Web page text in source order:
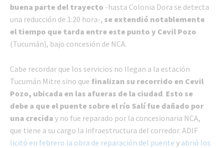
buena parte del trayecto -hasta Colonia Dora se detecta
una reducción de 1:20 hora-, se extendió notablemente
el tiempo que tarda entre este punto y Cevil Pozo
(Tucumán), bajo concesión de NCA.
Cabe recordar que los servicios no llegan a la estación
Tucumán Mitre sino que finalizan su recorrido en Cevil
Pozo, ubicada en las afueras de la ciudad. Esto se
debe a que el puente sobre el río Salí fue dañado por
una crecida y no fue reparado por la concesionaria NCA,
que tiene a su cargo la infraestructura del corredor. ADIF
licitó en febrero la obra de reparación del puente y abrió los